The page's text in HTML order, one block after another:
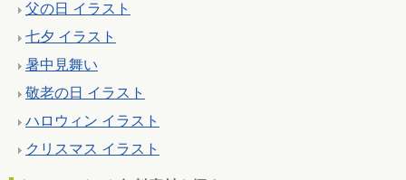
父の日 イラスト
七夕 イラスト
暑中見舞い
敬老の日 イラスト
ハロウィン イラスト
クリスマス イラスト